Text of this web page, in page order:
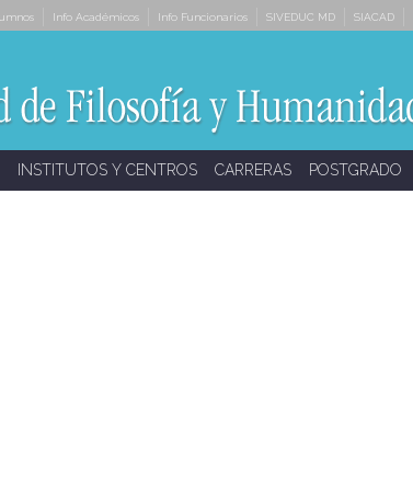
Info Académicos Info Funcionarios SIVEDUC MD SIACAD
INSTITUTOS Y CENTROS CARRERAS POSTGRADO